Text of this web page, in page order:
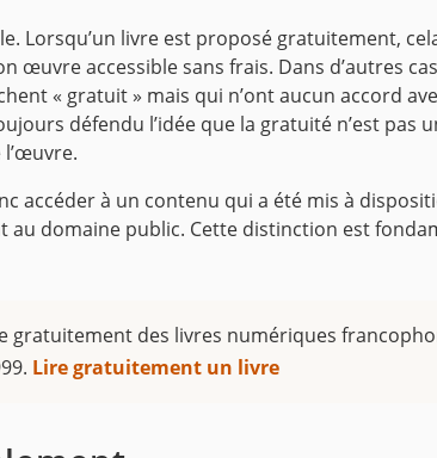
Lorsqu’un livre est proposé gratuitement,
œuvre accessible sans frais. Dans d’autres
« gratuit » mais qui n’ont aucun accord
défendu l’idée que la gratuité n’est pas
accéder à un contenu qui a été mis à
domaine public. Cette distinction est
des livres numériques
Lire gratuitement un livre